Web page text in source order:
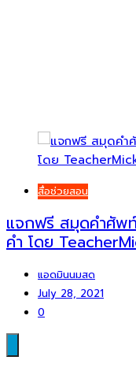
สื่อช่วยสอน
แจกฟรี สมุดคำศัพ
คำ โดย
แอดมินนมสด
July 28, 2021
0